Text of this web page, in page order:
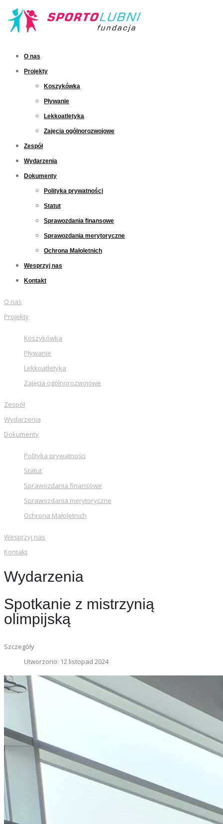
O nas
Projekty
Koszykówka
Pływanie
Lekkoatletyka
Zajęcia ogólnorozwojowe
Zespół
Wydarzenia
Dokumenty
Polityka prywatności
Statut
Sprawozdania finansowe
Sprawozdania merytoryczne
Ochrona Małoletnich
Wesprzyj nas
Kontakt
O nas
Projekty
Koszykówka
Pływanie
Lekkoatletyka
Zajęcia ogólnorozwojowe
Zespół
Wydarzenia
Dokumenty
Polityka prywatności
Statut
Sprawozdania finansowe
Sprawozdania merytoryczne
Ochrona Małoletnich
Wesprzyj nas
Kontakt
Wydarzenia
Spotkanie z mistrzynią
olimpijską
Szczegóły
Utworzono: 12 listopad 2024